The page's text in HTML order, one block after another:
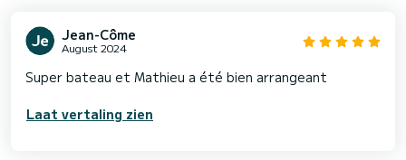
Jean-Côme
August 2024
Super bateau et Mathieu a été bien arrangeant
Laat vertaling zien